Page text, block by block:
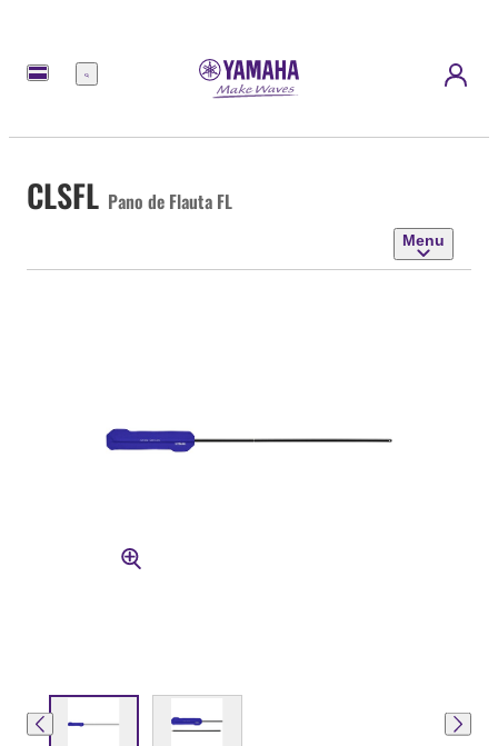
Menu
CLSFL Pano de Flauta FL
Menu